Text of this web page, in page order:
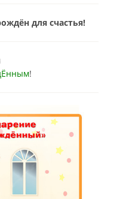
для счастья!
!